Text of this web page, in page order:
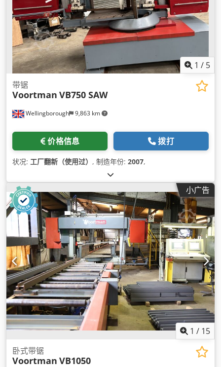
1 / 5
Wellingborough 9,863 km
带锯
Voortman VB750 SAW
价格信息 拨打
状况: 工厂翻新（使用过） , 制造年份: 2007,
小广告
1 / 15
卧式带锯
Voortman VB1050